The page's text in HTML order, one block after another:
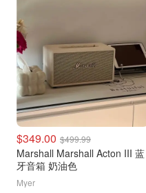
$349.00 $499.99
Marshall Marshall Acton III 蓝
牙音箱 奶油色
Myer